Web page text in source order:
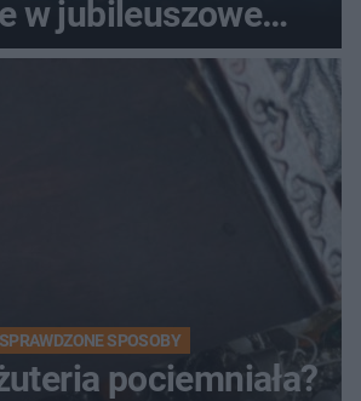
w jubileuszowe
na ME
SPRAWDZONE SPOSOBY
pociemniała?